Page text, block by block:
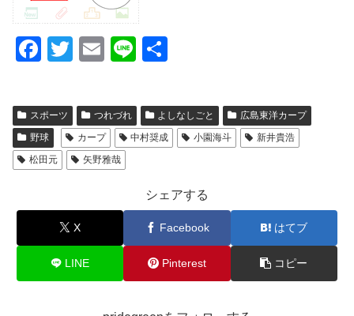
F
c
e
b
o
T
tt
er
E
ail
Li
e
スポーツ つれづれ よしなしごと
広島東洋カープ
野球
カープ 中村奨成 小園海斗
新井貴浩
松田元
矢野雅哉
シェアする
X Facebook はてブ
LINE Pinterest コピー